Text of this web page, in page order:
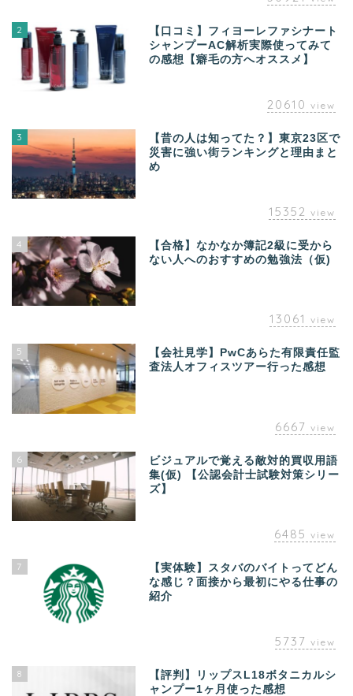
2
【口コミ】フィヨーレファシナート
シャンプーAC解析実際使ってみて
の感想【癖毛の方へオススメ】
20610 view
3
【昔の人は知ってた？】東京23区で
災害に強い街ランキングと理由まと
め
15352 view
4
【合格】なかなか簿記2級に受から
ない人へのおすすめの勉強法（仮)
13061 view
5
【会社見学】PwCあらた有限責任監
査法人オフィスツアー行った感想
6667 view
6
ビジュアルで覚える敵対的買収用語
集(仮) 【公認会計士試験対策シリー
ズ】
6485 view
7
【実体験】スタバのバイトってどん
な感じ？面接から最初にやる仕事の
紹介
5737 view
8
【評判】リップスL18ボタニカルシ
ャンプー1ヶ月使った感想